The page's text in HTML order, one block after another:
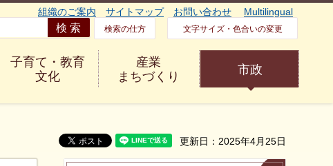
組織のご案内 サイトマップ お問い合わせ Multilingual
検索の仕方 文字サイズ・色合いの変更
子育て・教育
文化
産業
まちづくり
市政
更新日：2025年4月25日